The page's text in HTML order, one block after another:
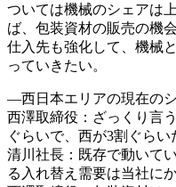
ついては機械のシェアは
ば、包装資材の販売の機
仕入先も強化して、機械
っていきたい。
―西日本エリアの現在の
西澤取締役：ざっくり言
ぐらいで、西が3割ぐらい
清川社長：既存で動いて
る入れ替え需要は当社に